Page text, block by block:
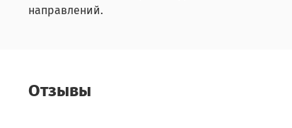
направлений.
Отзывы